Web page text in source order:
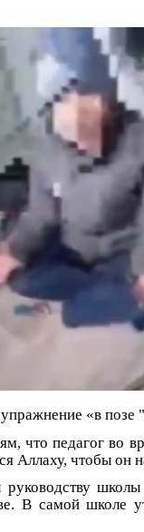
«в позе
что педагог во
Аллаху, чтобы он
В самой школе